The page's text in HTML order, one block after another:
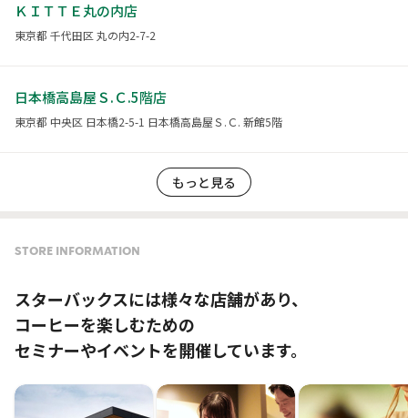
ＫＩＴＴＥ丸の内店
東京都 千代田区 丸の内2-7-2
日本橋高島屋Ｓ.Ｃ.5階店
東京都 中央区 日本橋2-5-1 日本橋高島屋Ｓ.Ｃ. 新館5階
もっと見る
STORE INFORMATION
スターバックスには様々な店舗があり、
コーヒーを楽しむための
セミナーやイベントを開催しています。